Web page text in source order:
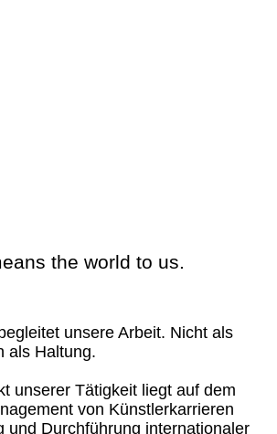
the world to us.
unsere Arbeit. Nicht als
als Haltung.
unserer Tätigkeit liegt auf dem
von Künstlerkarrieren
und Durchführung internationaler